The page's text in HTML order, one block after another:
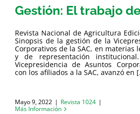
Gestión: El trabajo
Revista Nacional de Agricultura
Sinopsis de la gestión de la
Corporativos de la SAC, en materias
y de representación
Vicepresidencia de Asuntos
con los afiliados a la SAC, avanzó en
Mayo 9, 2022 | Revista 1024 |
Más Información